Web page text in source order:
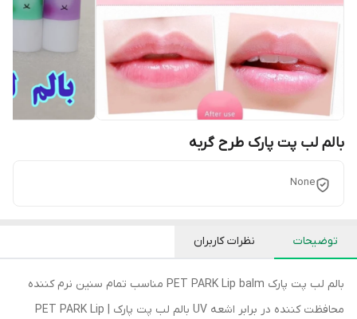
بالم لب پت پارک طرح گربه
None
توضیحات نظرات کاربران
بالم لب پت پارک PET PARK Lip balm مناسب تمام سنین نرم کننده
محافظت کننده در برابر اشعه UV بالم لب پت پارک | PET PARK Lip